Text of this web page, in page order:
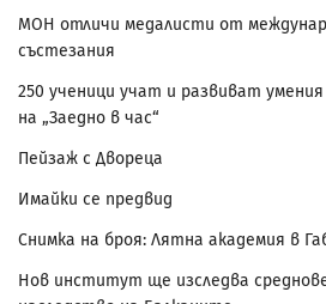
МОН отличи медалисти от
състезания
250 ученици учат и развиват
на „Заедно в час“
Пейзаж с Двореца
Имайки се предвид
Снимка на броя: Лятна академия в
Нов институт ще изследва